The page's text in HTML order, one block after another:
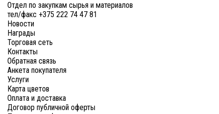
Отдел по закупкам сырья и материалов
тел/факс +375 222 74 47 81
Новости
Награды
Торговая сеть
Контакты
Обратная связь
Анкета покупателя
Услуги
Карта цветов
Оплата и доставка
Договор публичной оферты